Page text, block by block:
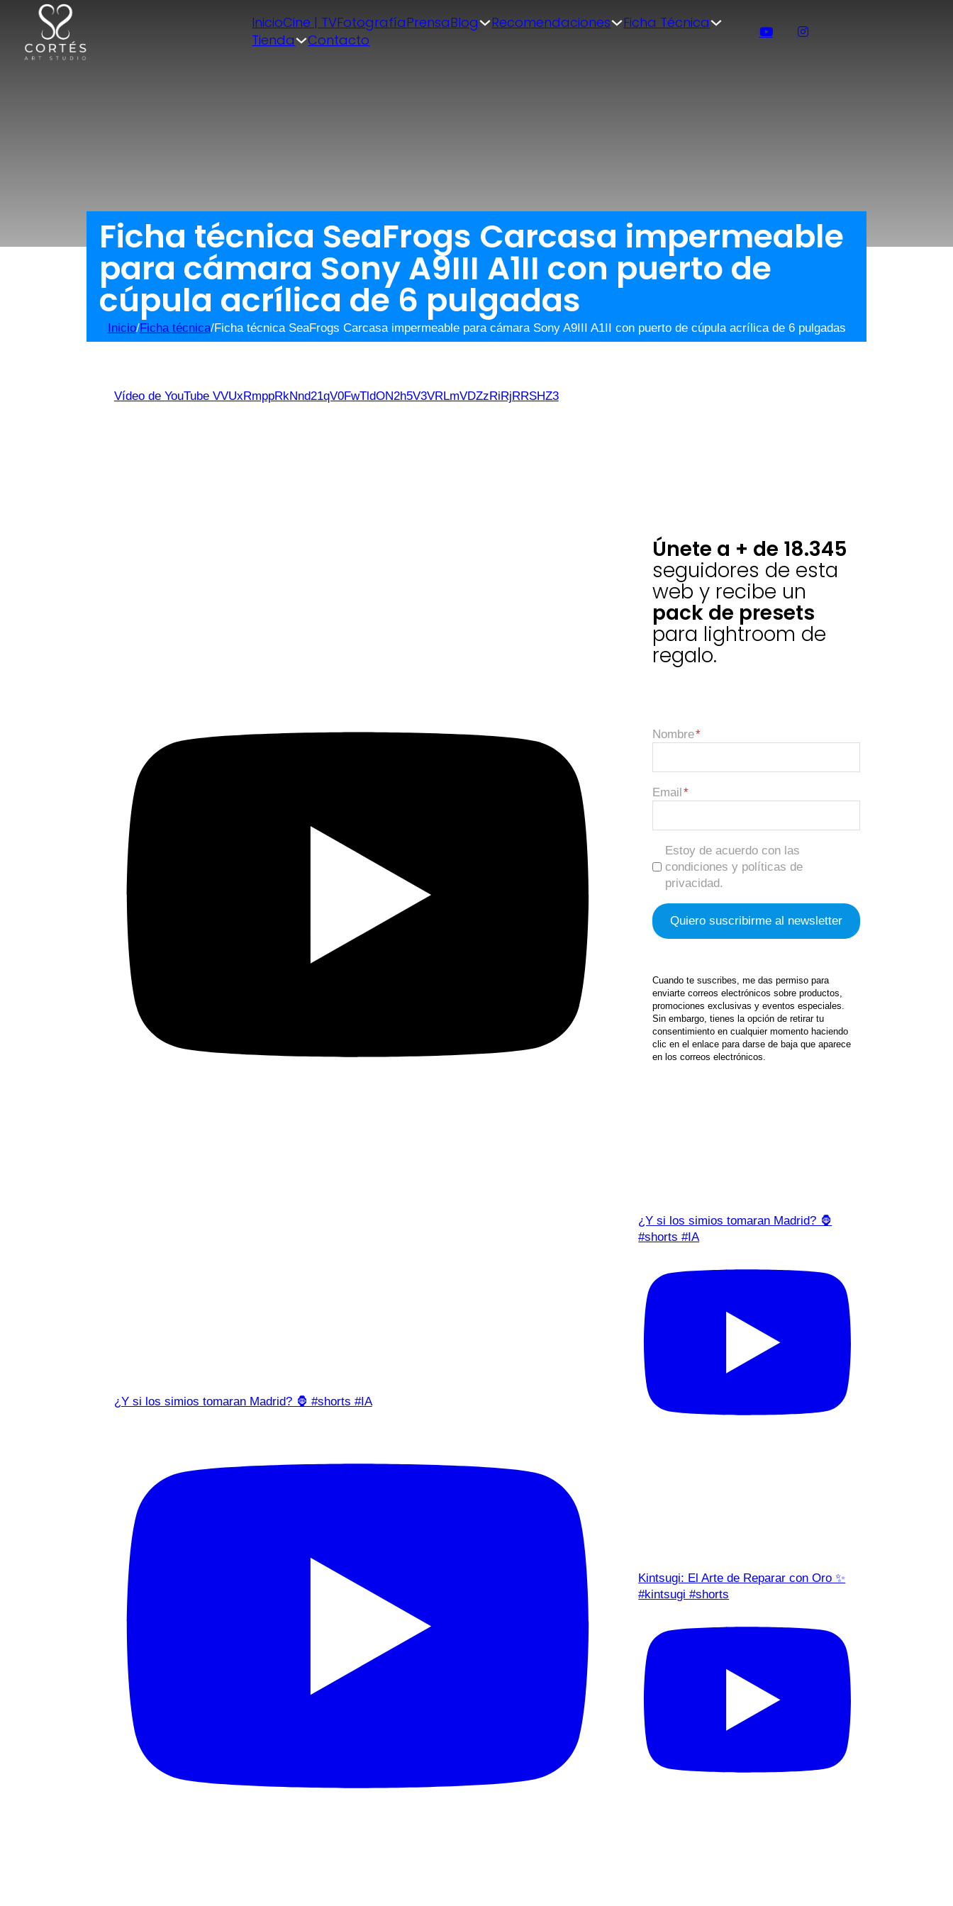
InicioCine | TVFotografíaPrensaBlog Recomendaciones
Ficha Técnica
Tienda
Contacto
Ficha técnica SeaFrogs Carcasa impermeable
para cámara Sony A9III A1II con puerto de
cúpula acrílica de 6 pulgadas
Inicio/Ficha técnica/Ficha técnica SeaFrogs Carcasa impermeable para cámara Sony A9III A1II con puerto de cúpula acrílica de 6 pulgadas
Vídeo de YouTube VVUxRmppRkNnd21qV0FwTldON2h5V3VRLmVDZzRiRjRRSHZ3
¿Y si los simios tomaran Madrid? 🦍 #shorts #IA
Únete a + de 18.345
seguidores de esta
web y recibe un
pack de presets
para lightroom de
regalo.
Nombre
Email
Estoy de acuerdo con las
condiciones y políticas de
privacidad.
Cuando te suscribes, me das permiso para
enviarte correos electrónicos sobre productos,
promociones exclusivas y eventos especiales.
Sin embargo, tienes la opción de retirar tu
consentimiento en cualquier momento haciendo
clic en el enlace para darse de baja que aparece
en los correos electrónicos.
¿Y si los simios tomaran Madrid? 🦍
#shorts #IA
Kintsugi: El Arte de Reparar con Oro ✨
#kintsugi #shorts